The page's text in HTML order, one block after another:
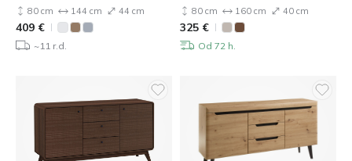
80 cm 144 cm 44 cm
409 €
~11 r.d.
80 cm 160 cm 40 cm
325 €
Od 72 h.